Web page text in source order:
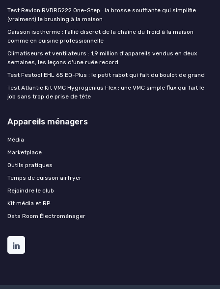
Test Revlon RVDR5222 One-Step : la brosse soufflante qui simplifie
(vraiment) le brushing à la maison
Caisson isotherme : l’allié discret de la chaîne du froid à la maison
comme en cuisine professionnelle
Climatiseurs et ventilateurs : 1,9 million d'appareils vendus en deux
semaines, les leçons d'une ruée record
Test Festool EHL 65 EQ-Plus : le petit rabot qui fait du boulot de grand
Test Atlantic Kit VMC Hygrogenius Flex : une VMC simple flux qui fait le
job sans trop de prise de tête
Appareils ménagers
Média
Marketplace
Outils pratiques
Temps de cuisson airfryer
Rejoindre le club
Kit média et RP
Data Room Électroménager